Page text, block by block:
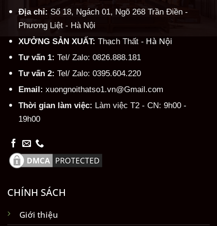
Địa chỉ: Số 18, Ngách 01, Ngõ 268 Trần Điền -
Phương Liệt - Hà Nội
XƯỞNG SẢN XUẤT: Thạch Thất - Hà Nội
Tư vấn 1: Tel/ Zalo: 0826.888.181
Tư vấn 2: Tel/ Zalo: 0395.604.220
Email: xuongnoithatso1.vn@Gmail.com
Thời gian làm việc: Làm việc T2 - CN: 9h00 -
19h00
CHÍNH SÁCH
Giới thiệu